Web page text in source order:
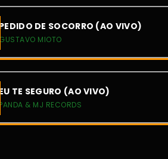
PEDIDO DE SOCORRO (AO VIVO)
GUSTAVO MIOTO
EU TE SEGURO (AO VIVO)
PANDA & MJ RECORDS